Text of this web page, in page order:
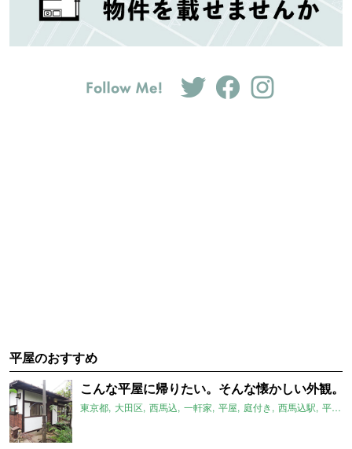
平屋のおすすめ
こんな平屋に帰りたい。そんな懐かしい外観。
東京都 大田区 西馬込 一軒家 平屋 庭付き 西馬込駅 平屋のおすすめ